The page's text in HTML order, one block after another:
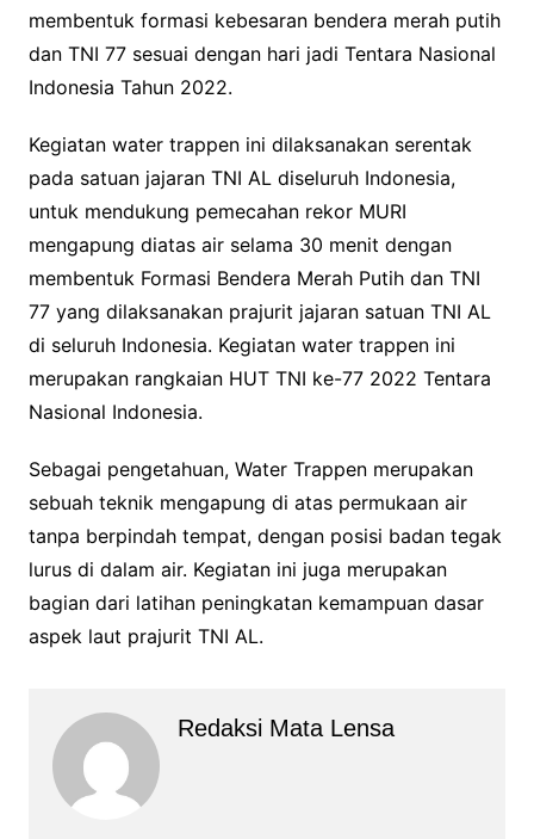
membentuk formasi kebesaran bendera merah putih
dan TNI 77 sesuai dengan hari jadi Tentara Nasional
Indonesia Tahun 2022.
Kegiatan water trappen ini dilaksanakan serentak
pada satuan jajaran TNI AL diseluruh Indonesia,
untuk mendukung pemecahan rekor MURI
mengapung diatas air selama 30 menit dengan
membentuk Formasi Bendera Merah Putih dan TNI
77 yang dilaksanakan prajurit jajaran satuan TNI AL
di seluruh Indonesia. Kegiatan water trappen ini
merupakan rangkaian HUT TNI ke-77 2022 Tentara
Nasional Indonesia.
Sebagai pengetahuan, Water Trappen merupakan
sebuah teknik mengapung di atas permukaan air
tanpa berpindah tempat, dengan posisi badan tegak
lurus di dalam air. Kegiatan ini juga merupakan
bagian dari latihan peningkatan kemampuan dasar
aspek laut prajurit TNI AL.
Redaksi Mata Lensa